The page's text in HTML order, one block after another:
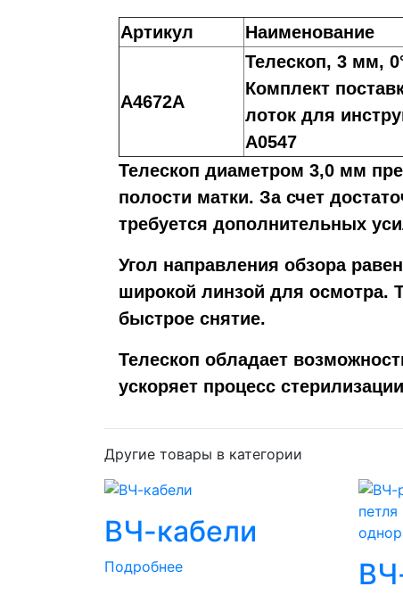
Артикул Наименование
A4672A
Телескоп, 3 мм,
Комплект
лоток для
A0547
Телескоп диаметром 3,0 мм
полости матки. За счет
требуется дополнительных
Угол направления обзора
широкой линзой для осмотра.
быстрое снятие.
Телескоп обладает
ускоряет процесс
Другие товары в категории
ВЧ-кабели
Подробнее